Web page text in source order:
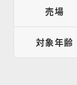
売場
対象年齢